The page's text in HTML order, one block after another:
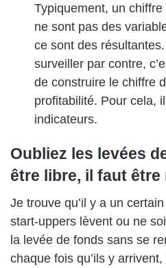
Typiquement, un
ne sont pas des
ce sont des
surveiller par contre,
de construire le chiffre
profitabilité. Pour cela,
indicateurs.
Oubliez les levées
être libre, il faut être
Je trouve qu’il y a un
start-uppers lèvent ou ne
la levée de fonds sans se
chaque fois qu’ils y